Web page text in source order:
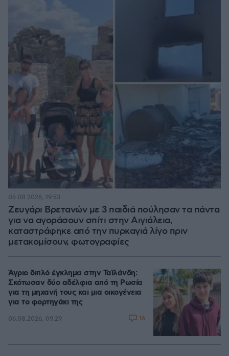
Ζευγάρι Βρετανών με 3 παιδιά πούλησαν τα πάντα
για να αγοράσουν σπίτι στην Αιγιάλεια,
καταστράφηκε από την πυρκαγιά λίγο πριν
μετακομίσουν, φωτογραφίες
05.08.2026, 19:53
Άγριο διπλό έγκλημα στην Ταϊλάνδη:
Σκότωσαν δύο αδέλφια από τη Ρωσία
για τη μηχανή τους και μια οικογένεια
για το φορτηγάκι της
06.08.2026, 09:29 16